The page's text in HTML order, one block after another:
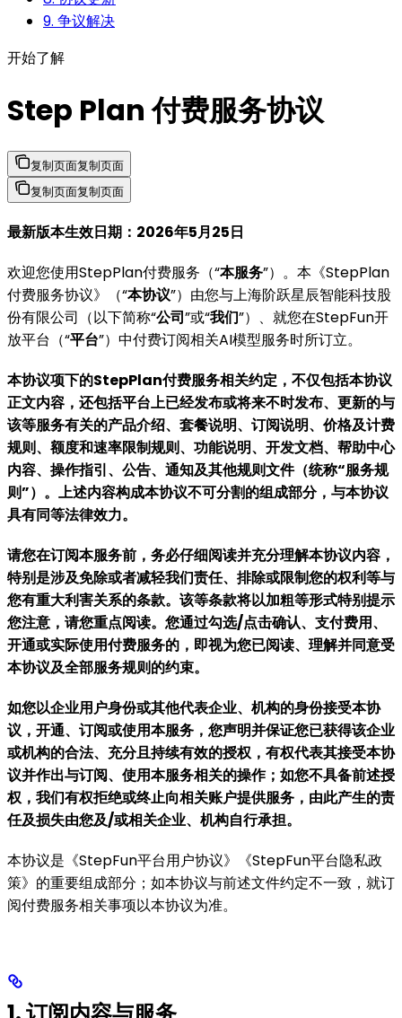
9. 争议解决
开始了解
Step Plan 付费服务协议
复制页面复制页面
复制页面复制页面
最新版本生效日期：2026年5月25日
欢迎您使用StepPlan付费服务（“本服务”）。本《StepPlan
付费服务协议》（“本协议”）由您与上海阶跃星辰智能科技股
份有限公司（以下简称“公司”或“我们”）、就您在StepFun开
放平台（“平台”）中付费订阅相关AI模型服务时所订立。
本协议项下的StepPlan付费服务相关约定，不仅包括本协议
正文内容，还包括平台上已经发布或将来不时发布、更新的与
该等服务有关的产品介绍、套餐说明、订阅说明、价格及计费
规则、额度和速率限制规则、功能说明、开发文档、帮助中心
内容、操作指引、公告、通知及其他规则文件（统称“服务规
则”）。上述内容构成本协议不可分割的组成部分，与本协议
具有同等法律效力。
请您在订阅本服务前，务必仔细阅读并充分理解本协议内容，
特别是涉及免除或者减轻我们责任、排除或限制您的权利等与
您有重大利害关系的条款。该等条款将以加粗等形式特别提示
您注意，请您重点阅读。您通过勾选/点击确认、支付费用、
开通或实际使用付费服务的，即视为您已阅读、理解并同意受
本协议及全部服务规则的约束。
如您以企业用户身份或其他代表企业、机构的身份接受本协
议，开通、订阅或使用本服务，您声明并保证您已获得该企业
或机构的合法、充分且持续有效的授权，有权代表其接受本协
议并作出与订阅、使用本服务相关的操作；如您不具备前述授
权，我们有权拒绝或终止向相关账户提供服务，由此产生的责
任及损失由您及/或相关企业、机构自行承担。
本协议是《StepFun平台用户协议》《StepFun平台隐私政
策》的重要组成部分；如本协议与前述文件约定不一致，就订
阅付费服务相关事项以本协议为准。